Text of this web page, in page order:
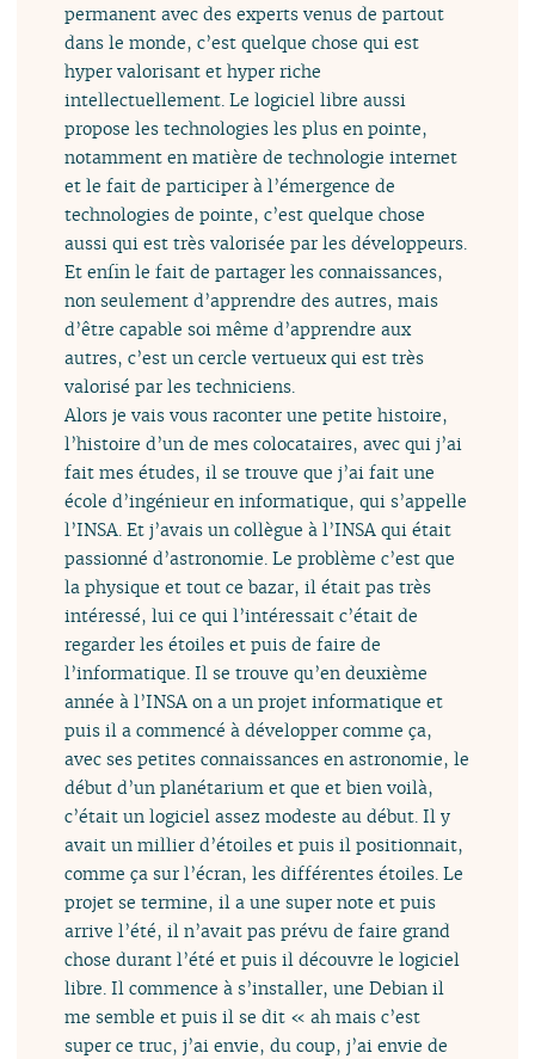
permanent avec des experts venus de partout
dans le monde, c’est quelque chose qui est
hyper valorisant et hyper riche
intellectuellement. Le logiciel libre aussi
propose les technologies les plus en pointe,
notamment en matière de technologie internet
et le fait de participer à l’émergence de
technologies de pointe, c’est quelque chose
aussi qui est très valorisée par les développeurs.
Et enfin le fait de partager les connaissances,
non seulement d’apprendre des autres, mais
d’être capable soi même d’apprendre aux
autres, c’est un cercle vertueux qui est très
valorisé par les techniciens.
Alors je vais vous raconter une petite histoire,
l’histoire d’un de mes colocataires, avec qui j’ai
fait mes études, il se trouve que j’ai fait une
école d’ingénieur en informatique, qui s’appelle
l’INSA. Et j’avais un collègue à l’INSA qui était
passionné d’astronomie. Le problème c’est que
la physique et tout ce bazar, il était pas très
intéressé, lui ce qui l’intéressait c’était de
regarder les étoiles et puis de faire de
l’informatique. Il se trouve qu’en deuxième
année à l’INSA on a un projet informatique et
puis il a commencé à développer comme ça,
avec ses petites connaissances en astronomie, le
début d’un planétarium et que et bien voilà,
c’était un logiciel assez modeste au début. Il y
avait un millier d’étoiles et puis il positionnait,
comme ça sur l’écran, les différentes étoiles. Le
projet se termine, il a une super note et puis
arrive l’été, il n’avait pas prévu de faire grand
chose durant l’été et puis il découvre le logiciel
libre. Il commence à s’installer, une Debian il
me semble et puis il se dit « ah mais c’est
super ce truc, j’ai envie, du coup, j’ai envie de